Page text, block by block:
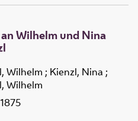
Wilhelm und Nina
Wilhelm ; Kienzl, Nina ;
Wilhelm